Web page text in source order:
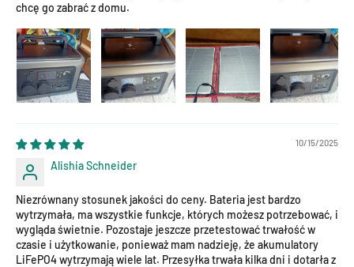
chcę go zabrać z domu.
10/15/2025
Alishia Schneider
Niezrównany stosunek jakości do ceny. Bateria jest bardzo
wytrzymała, ma wszystkie funkcje, których możesz potrzebować, i
wygląda świetnie. Pozostaje jeszcze przetestować trwałość w
czasie i użytkowanie, ponieważ mam nadzieję, że akumulatory
LiFePO4 wytrzymają wiele lat. Przesyłka trwała kilka dni i dotarła z